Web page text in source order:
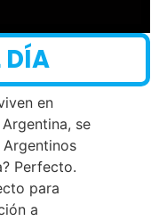
DÍA
en
se
Perfecto.
para
a